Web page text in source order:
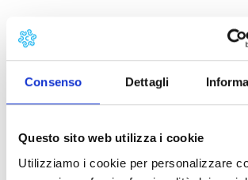
Consenso Dettagli
Questo sito web utilizza i cookie
Utilizziamo i cookie per personalizzare
Garfagnana Potatoe
Food&Wine Food&Wine Tipical
Tipical products
Pane